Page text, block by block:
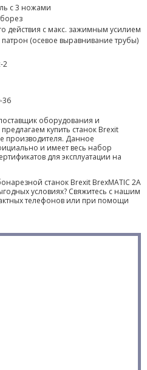
с 3 ножами
действия с макс. зажимным усилием
(осевое выравнивание трубы)
2
36
оборудования и
купить станок Brexit
производителя. Данное
и имеет весь набор
для эксплуатации на
станок Brexit BrexMATIC 2А
условиях? Свяжитесь с нашим
телефонов или при помощи